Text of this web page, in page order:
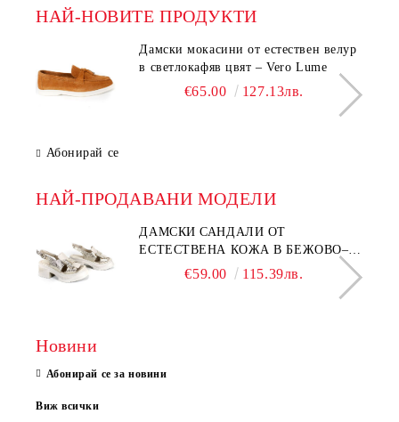
НАЙ-НОВИТЕ ПРОДУКТИ
Дамски мокасини от естествен велур
в светлокафяв цвят – Vero Lume
€65.00 127.13лв.
Абонирай се
НАЙ-ПРОДАВАНИ МОДЕЛИ
ДАМСКИ САНДАЛИ ОТ
ЕСТЕСТВЕНА КОЖА В БЕЖОВО–
МОДЕЛ NOVA.
€59.00 115.39лв.
Новини
Абонирай се за новини
Виж всички